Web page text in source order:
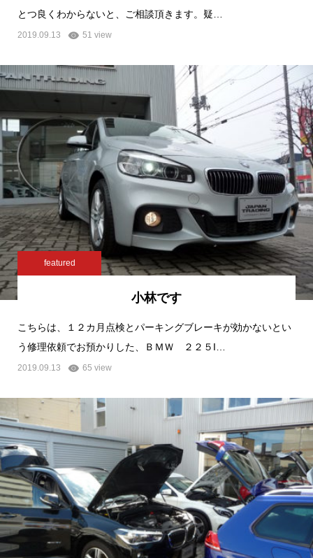
とつ良くわからないと、ご相談頂きます。疑…
2019.09.13 51 view
featured
小林です
こちらは、１２カ月点検とパーキングブレーキが効かないとい
う修理依頼でお預かりした、ＢＭＷ ２２５I…
2019.09.13 65 view